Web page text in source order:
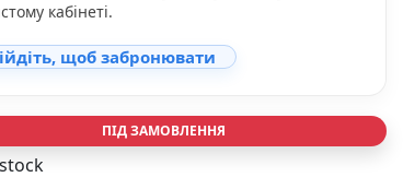
Батьківство та виховання
Книги про Україну
Біографічні твори
Духовна література
Кулінарія
Ігри для дорослих
кабінеті.
щоб забронювати
ПІД ЗАМОВЛЕННЯ